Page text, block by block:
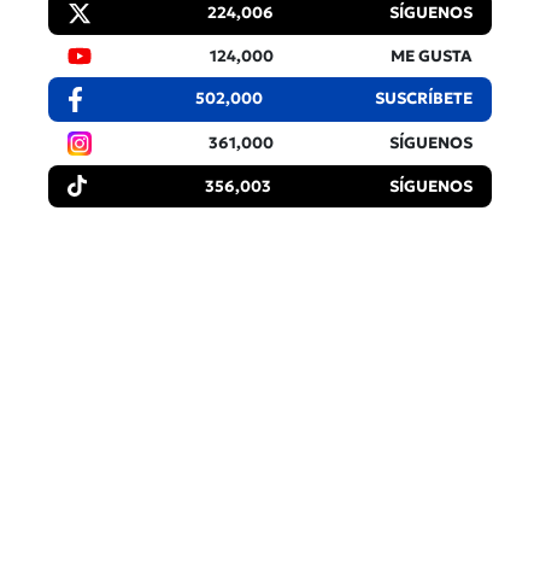
224,006 SÍGUENOS
124,000 ME GUSTA
502,000 SUSCRÍBETE
361,000 SÍGUENOS
356,003 SÍGUENOS